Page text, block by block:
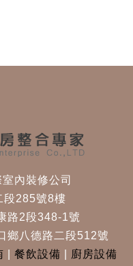
內裝修公司
段285號8樓
路2段348-1號
鄉八德路二段512號
餐飲設備 廚房設備